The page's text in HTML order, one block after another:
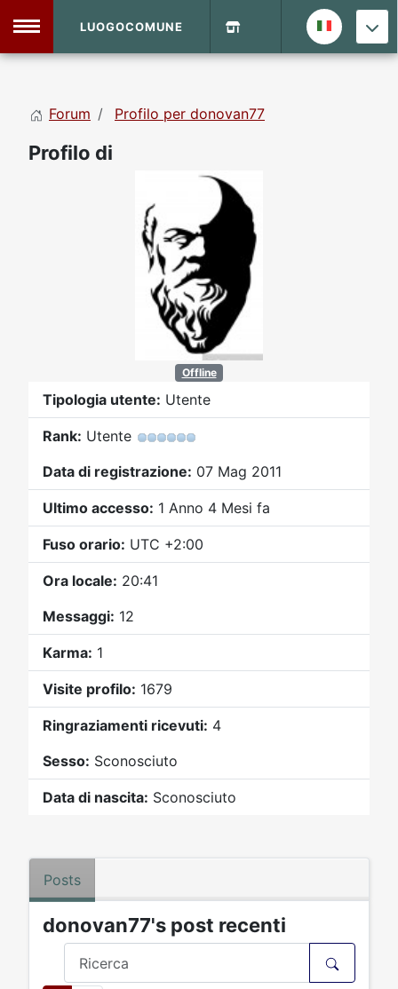
Forum
LUOGOCOMUNE
Forum Profilo per donovan77
Profilo di
Offline
Tipologia utente: Utente
Rank: Utente
Data di registrazione: 07 Mag 2011
Ultimo accesso: 1 Anno 4 Mesi fa
Fuso orario: UTC +2:00
Ora locale: 20:41
Messaggi: 12
Karma: 1
Visite profilo: 1679
Ringraziamenti ricevuti: 4
Sesso: Sconosciuto
Data di nascita: Sconosciuto
Posts
donovan77's post recenti